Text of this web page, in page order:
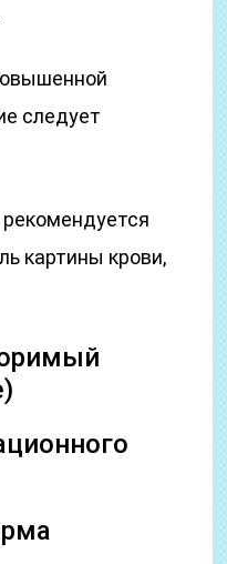
следует
картины крови,